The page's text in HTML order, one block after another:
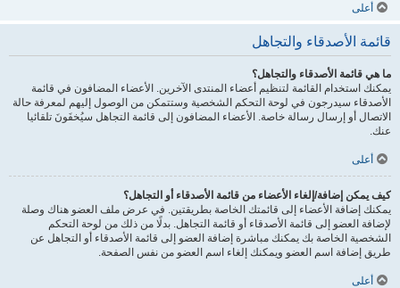
أعلى
قائمة الأصدقاء والتجاهل
ما هي قائمة الأصدقاء والتجاهل؟
يمكنك استخدام القائمة لتنظيم أعضاء المنتدى الآخرين. الأعضاء المضافون في قائمة
الأصدقاء سيدرجون في لوحة التحكم الشخصية وستتمكن من الوصول إليهم لمعرفة حالة
الاتصال أو إرسال رسالة خاصة. الأعضاء المضافون إلى قائمة التجاهل سيُخفَونَ تلقائيا
عنك.
أعلى
كيف يمكن إضافة/إلغاء الأعضاء من قائمة الأصدقاء أو التجاهل؟
يمكنك إضافة الأعضاء إلى قائمتك الخاصة بطريقتين. في عرض ملف العضو هناك وصلة
لإضافة العضو إلى قائمة الأصدقاء أو قائمة التجاهل. بدلًا من ذلك من لوحة التحكم
الشخصية الخاصة بك يمكنك مباشرة إضافة العضو إلى قائمة الأصدقاء أو التجاهل عن
طريق إضافة اسم العضو ويمكنك إلغاء اسم العضو من نفس الصفحة.
أعلى